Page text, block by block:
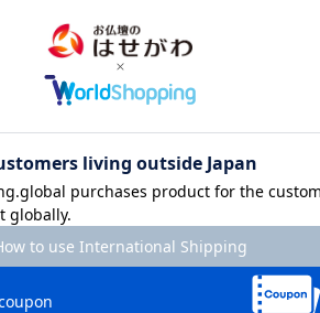
仏壇用仏具
盆提灯
掛軸